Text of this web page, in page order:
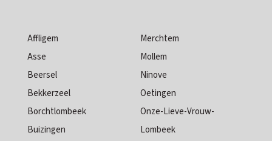
Affligem
Asse
Beersel
Bekkerzeel
Borchtlombeek
Buizingen
Merchtem
Mollem
Ninove
Oetingen
Onze-Lieve-Vrouw-
Lombeek